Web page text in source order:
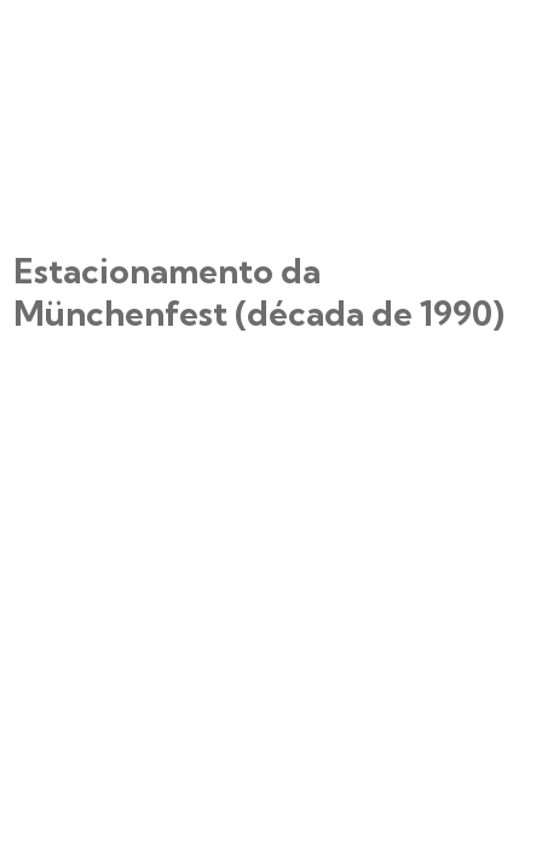
Estacionamento da
Münchenfest (década de 1990)